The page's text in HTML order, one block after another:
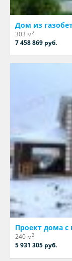
Дом из
303 м2
7 458 869 руб.
Проект дома
240 м2
5 931 305 руб.